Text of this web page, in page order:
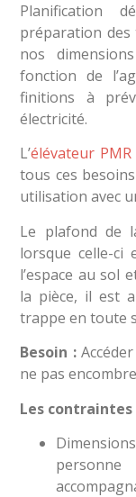
Planification
préparation des
nos
fonction de
finitions à
électricité.
L’élévateur PMR
tous ces
utilisation avec
Le plafond de
lorsque celle-
l’espace au sol
la pièce, il est
trappe en toute
Besoin :
ne pas
Les